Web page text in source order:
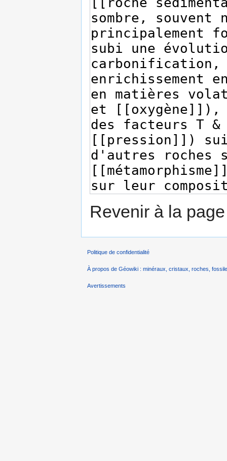
Revenir à la
Politique de confidentialité
À propos de Géowiki : minéraux, cristaux, roches,
Avertissements